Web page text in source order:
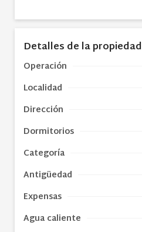
Detalles de la propiedad
Operación
Localidad
Dirección
Dormitorios
Categoría
Antigüedad
Expensas
Agua caliente